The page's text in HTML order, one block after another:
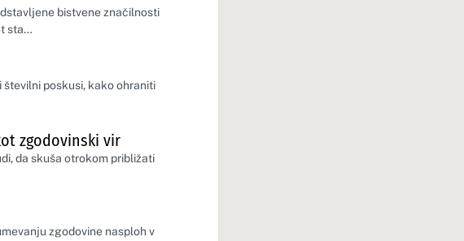
bistvene značilnosti
sta…
poskusi, kako ohraniti
zgodovinski vir
da skuša otrokom približati
zgodovine nasploh v